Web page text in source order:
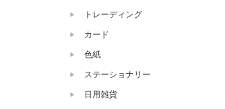
トレーディング
カード
色紙
ステーショナリー
日用雑貨